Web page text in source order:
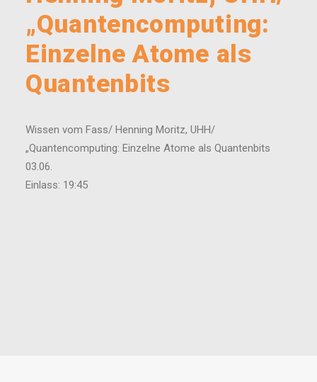
„Quantencomputing:
Einzelne Atome als
Quantenbits
Wissen vom Fass/ Henning Moritz, UHH/
„Quantencomputing: Einzelne Atome als Quantenbits
03.06.
Einlass: 19:45